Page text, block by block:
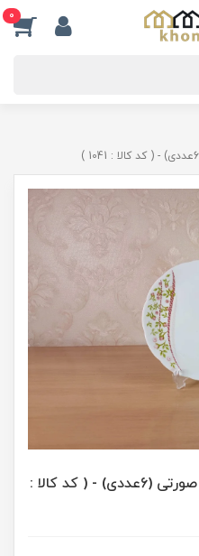
0
پیشدستی مقصود مدل لیمیا صورتی (6عددی) - ( کد کالا :